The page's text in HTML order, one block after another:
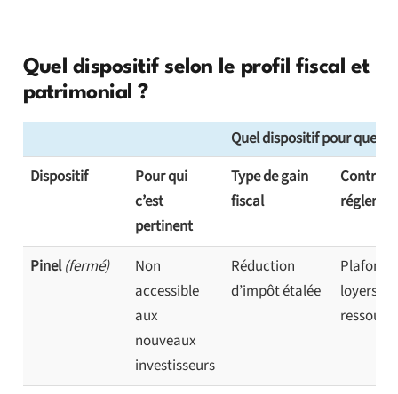
Quel dispositif selon le profil fiscal et
patrimonial ?
Quel dispositif pour quel
Dispositif
Pour qui
c’est
pertinent
Type de gain
fiscal
Pinel(fermé)
Non
accessible
aux
nouveaux
investisseurs
Réduction
d’impôt étalée
Plafonds
loyers et